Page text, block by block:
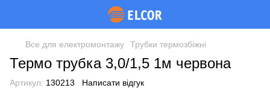
Все для електромонтажу Трубки термозбіжні
Термо трубка 3,0/1,5 1м червона
Артикул: 130213 Написати відгук